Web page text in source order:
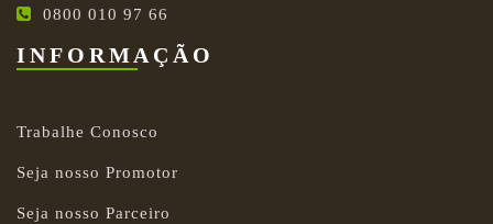
0800 010 97 66
INFORMAÇÃO
Trabalhe Conosco
Seja nosso Promotor
Seja nosso Parceiro